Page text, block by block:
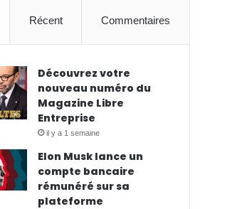
Récent Commentaires
Découvrez votre
nouveau numéro du
Magazine Libre
Entreprise
il y a 1 semaine
Elon Musk lance un
compte bancaire
rémunéré sur sa
plateforme